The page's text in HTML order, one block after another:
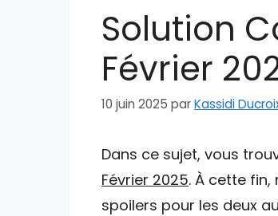
Solution
Février
10 juin 2025 parKassidi
Dans ce sujet, vous
Février 2025. À cette
spoilers pour les deux